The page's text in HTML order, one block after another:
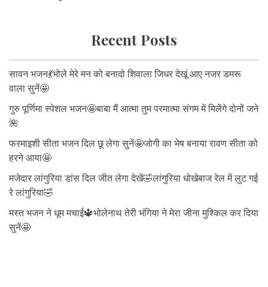
Recent Posts
सावन भजन💃भोले मेरे मन को बनादो शिवाला जिधर देखूं आए नजर डमरू
वाला सुनें🤩
गुरु पूर्णिमा स्पेशल भजन🤩बाबा मैं आत्मा तुम परमात्मा संगम में मिलेंगे दोनों जने
🌺
फरमाइशी सीता भजन दिल छू लेगा सुनें🤩जोगी का भेष बनाया रावण सीता को
हरने आया🤩
मजेदार लांगुरिया डांस दिल जीत लेगा देखें🤣लांगुरिया धोखेबाज रेल में लुट गई
रे लांगुरिया🤣
मस्त भजन ने धूम मचाई🔱भोलेनाथ तेरी भंगिया ने मेरा जीना मुश्किल कर दिया
सुनें🤩